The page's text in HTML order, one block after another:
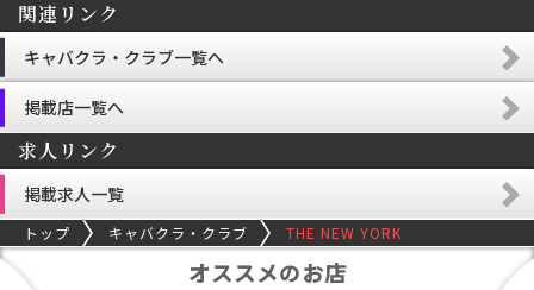
関連リンク
キャバクラ・クラブ一覧へ
掲載店一覧へ
求人リンク
掲載求人一覧
トップ キャバクラ・クラブ THE NEW YORK
オススメのお店